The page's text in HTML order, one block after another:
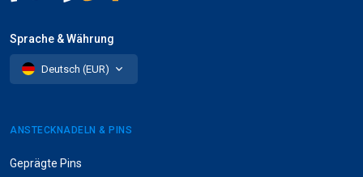
Sprache & Währung
Deutsch (EUR)
ANSTECKNADELN & PINS
Geprägte Pins